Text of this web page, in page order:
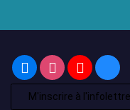
M'inscrire à l'infolettre